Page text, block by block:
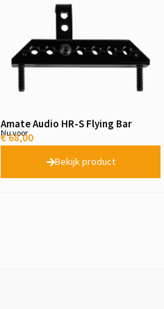
Amate Audio HR-S Flying Bar
Nu voor
€68,00
Bekijk product